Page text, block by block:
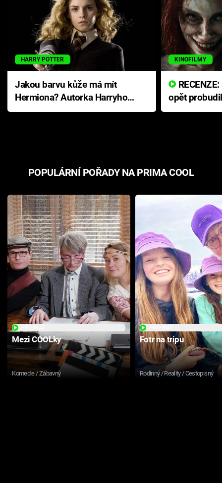
HARRY POTTER
Jakou barvu kůže má mít
Hermiona? Autorka Harryho
Pottera přišla s ráznou
KINOFILMY
opět
přichází s
POPULÁRNÍ POŘADY NA PRIMA COOL
Mezi COOLky
Komedie / Zábavný
Fotr na tripu
Rodinný / Reality / Cestopisný